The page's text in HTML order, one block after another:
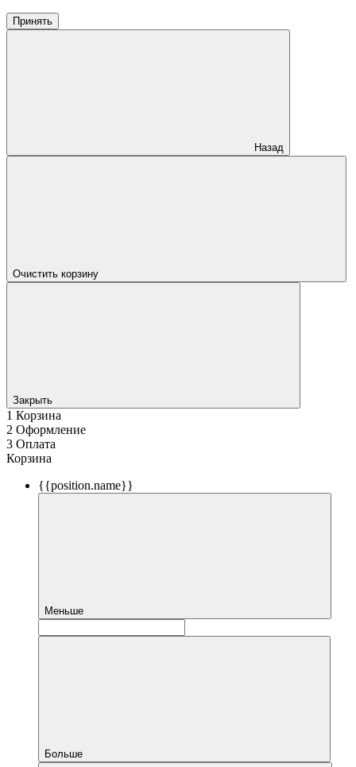
Принять
Назад
Очистить корзину
Закрыть
1 Корзина
2 Оформление
3 Оплата
Корзина
{{position.name}}
Меньше
Больше